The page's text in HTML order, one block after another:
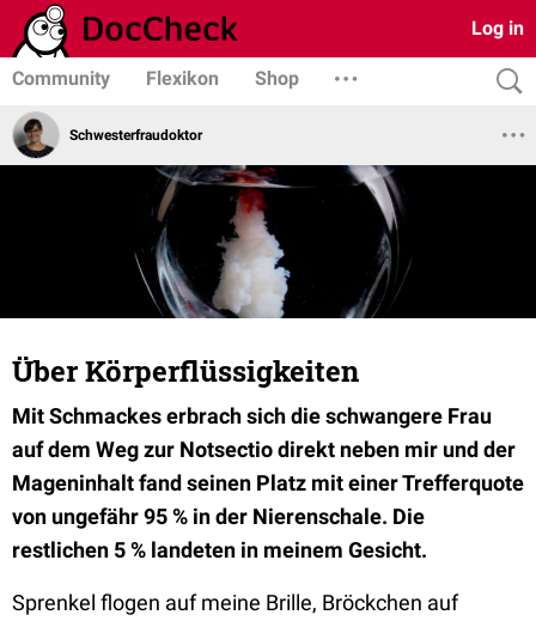
Log in
Community Flexikon Shop
Schwesterfraudoktor
Über Körperflüssigkeiten
Mit Schmackes erbrach sich die schwangere Frau
auf dem Weg zur Notsectio direkt neben mir und der
Mageninhalt fand seinen Platz mit einer Trefferquote
von ungefähr 95 % in der Nierenschale. Die
restlichen 5 % landeten in meinem Gesicht.
Sprenkel flogen auf meine Brille, Bröckchen auf